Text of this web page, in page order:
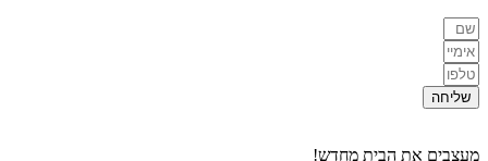
שליחה
מעצבים את הבית מחדש!